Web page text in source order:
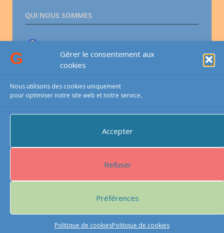
Gérer le consentement aux
cookies
Nous utilisons des cookies uniquement
pour optimiser notre site web et notre service.
Accepter
Refuser
Préférences
Politique de cookiesPolitique de cookies
QUI NOUS SOMMES
Association lesGauchers.com
Ce site est protégé par reCAPTCHA et
s d’utilisation